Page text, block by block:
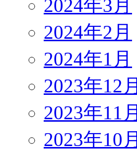
2024年3月
2024年2月
2024年1月
2023年12月
2023年11月
2023年10月